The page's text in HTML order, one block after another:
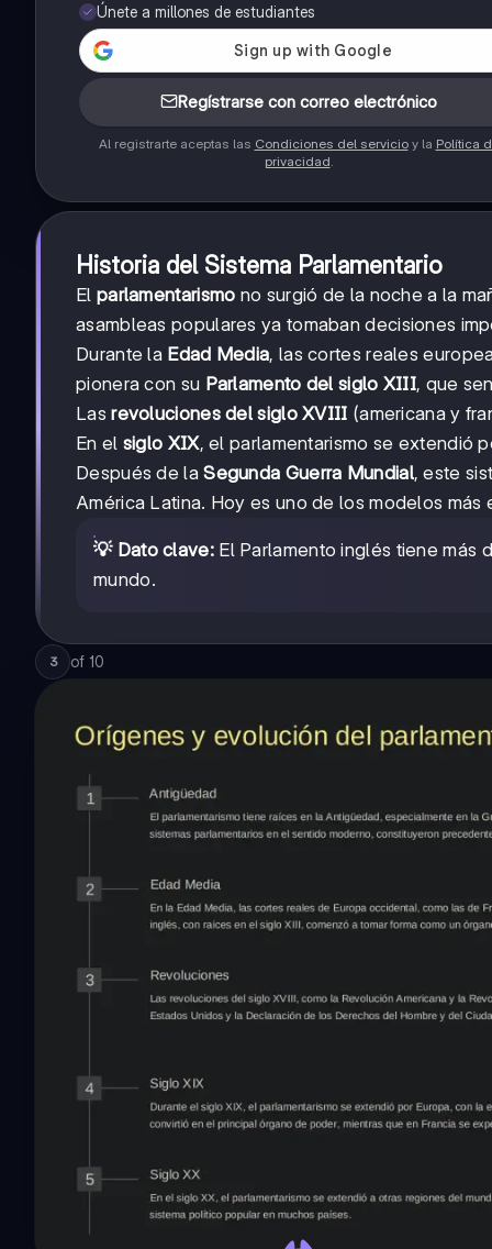
Únete a millones de estudiantes
Regístrarse con correo electrónico
Al registrarte aceptas las Condiciones del servicioy la Política
privacidad
Historia del Sistema Parlamentario
El parlamentarismo no surgió de la noche a la
asambleas populares ya tomaban decisiones
Durante la Edad Media, las cortes reales
pionera con su Parlamento del siglo XIII, que
Lasrevoluciones del siglo XVIII (americana y
En el siglo XIX, el parlamentarismo se extendió
Después de laSegunda Guerra Mundial, este
América Latina. Hoy es uno de los modelos
💡 Dato clave:El Parlamento inglés tiene más
mundo.
3 of 10